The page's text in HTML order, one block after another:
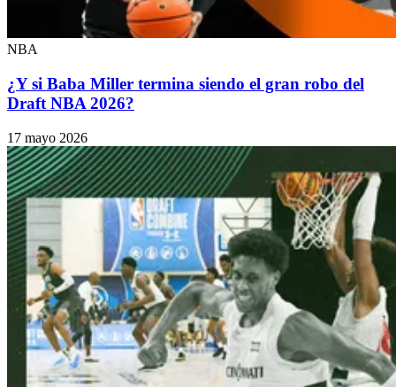
NBA
¿Y si Baba Miller termina siendo el gran robo del
Draft NBA 2026?
17 mayo 2026